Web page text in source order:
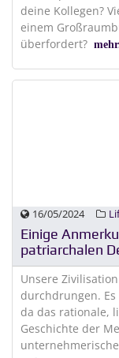
deine Kollegen?
einem
überfordert?
16/05/2024
Einige
patriarchalen
Unsere
durchdrungen.
da das rationale,
Geschichte der